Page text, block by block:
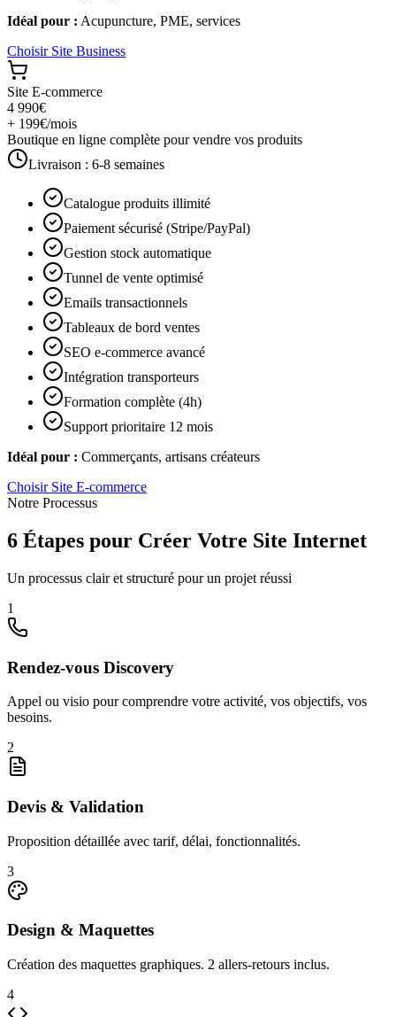
Idéal pour : Acupuncture, PME, services
Choisir Site Business
Site E-commerce
4 990€
+ 199€/mois
Boutique en ligne complète pour vendre vos produits
Livraison : 6-8 semaines
Catalogue produits illimité
Paiement sécurisé (Stripe/PayPal)
Gestion stock automatique
Tunnel de vente optimisé
Emails transactionnels
Tableaux de bord ventes
SEO e-commerce avancé
Intégration transporteurs
Formation complète (4h)
Support prioritaire 12 mois
Idéal pour : Commerçants, artisans créateurs
Choisir Site E-commerce
Notre Processus
6 Étapes pour Créer Votre Site Internet
Un processus clair et structuré pour un projet réussi
1
Rendez-vous Discovery
Appel ou visio pour comprendre votre activité, vos objectifs, vos
besoins.
2
Devis & Validation
Proposition détaillée avec tarif, délai, fonctionnalités.
3
Design & Maquettes
Création des maquettes graphiques. 2 allers-retours inclus.
4